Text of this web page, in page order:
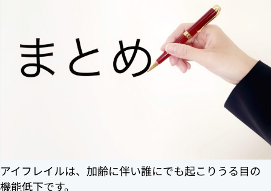
アイフレイルは、加齢に伴い誰にでも起こりうる目の
機能低下です。